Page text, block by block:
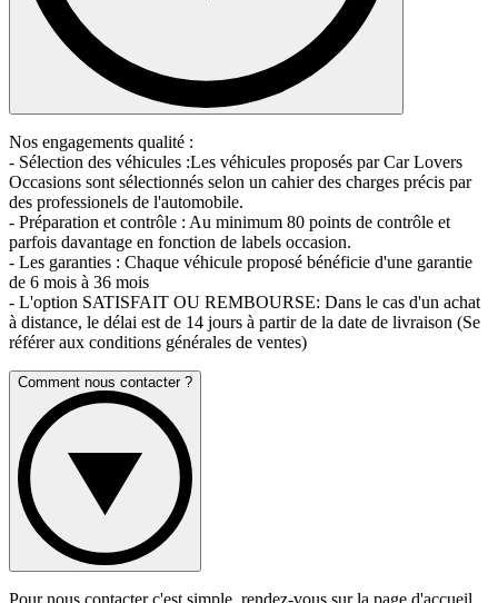
Nos engagements qualité :
- Sélection des véhicules :Les véhicules proposés par Car Lovers
Occasions sont sélectionnés selon un cahier des charges précis par
des professionels de l'automobile.
- Préparation et contrôle : Au minimum 80 points de contrôle et
parfois davantage en fonction de labels occasion.
- Les garanties : Chaque véhicule proposé bénéficie d'une garantie
de 6 mois à 36 mois
- L'option SATISFAIT OU REMBOURSE: Dans le cas d'un achat
à distance, le délai est de 14 jours à partir de la date de livraison (Se
référer aux conditions générales de ventes)
Comment nous contacter ?